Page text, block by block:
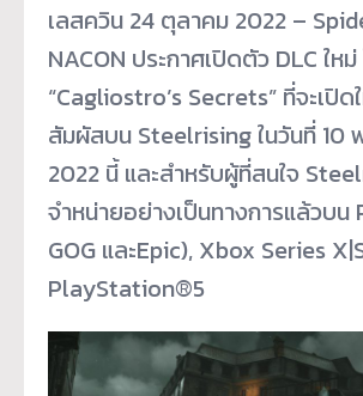
เลสควิน 24 ตุลาคม 2022 –
NACON ประกาศเปิดตัว DLC ให
“Cagliostro’s Secrets” ที่จะเปิด
สัมผัสบน Steelrising ในวันที่ 10
2022 นี้ และสำหรับผู้ที่สนใจ
จำหน่ายอย่างเป็นทางการแล้วบน
GOG และEpic), Xbox Series
PlayStation®5